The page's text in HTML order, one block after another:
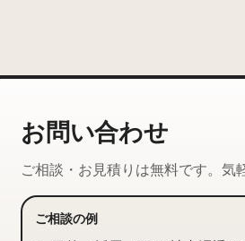
お問い合わせ
ご相談・お見積りは無料です。気
ご相談の例